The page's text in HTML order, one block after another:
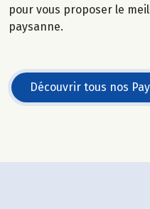
pour vous proposer le
paysanne.
Découvrir tous nos